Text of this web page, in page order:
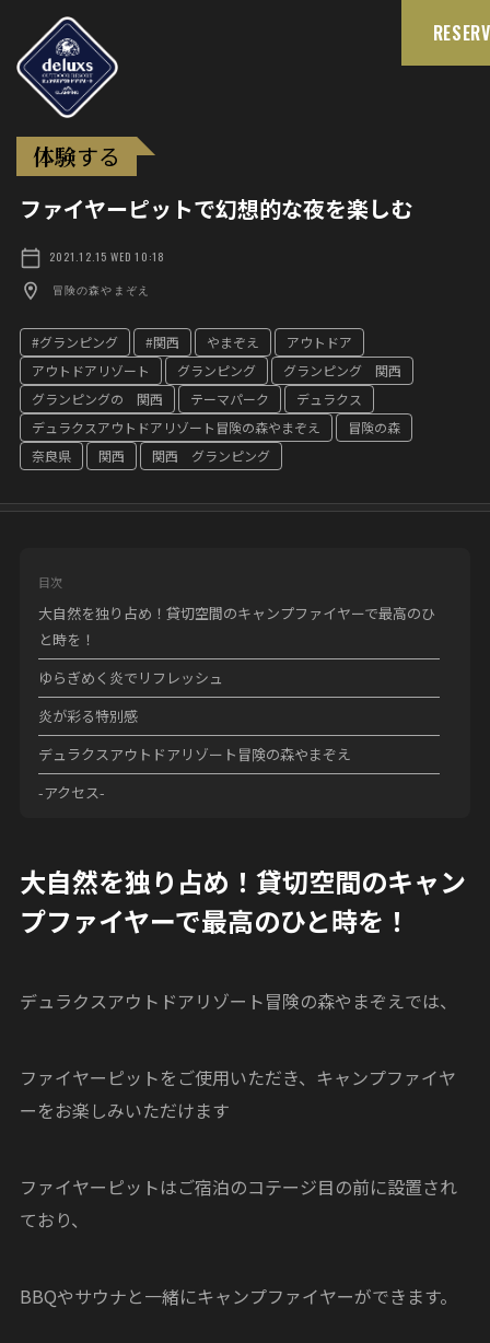
体験する
ファイヤーピットで幻想的な夜を楽しむ
2021.12.15 WED 10:18
冒険の森やまぞえ
#グランピング #関西 やまぞえ
アウトドア
アウトドアリゾート
グランピング
グランピング 関西
グランピングの 関西
テーマパーク
デュラクス
デュラクスアウトドアリゾート冒険の森やまぞえ
冒険の森
奈良県
関西 関西 グランピング
目次
大自然を独り占め！貸切空間のキャンプファイヤーで最高のひ
と時を！
ゆらぎめく炎でリフレッシュ
炎が彩る特別感
デュラクスアウトドアリゾート冒険の森やまぞえ
-アクセス-
大自然を独り占め！貸切空間のキャン
プファイヤーで最高のひと時を！
デュラクスアウトドアリゾート冒険の森やまぞえでは、
ファイヤーピットをご使用いただき、キャンプファイヤ
ーをお楽しみいただけます
ファイヤーピットはご宿泊のコテージ目の前に設置され
ており、
BBQやサウナと一緒にキャンプファイヤーができます。